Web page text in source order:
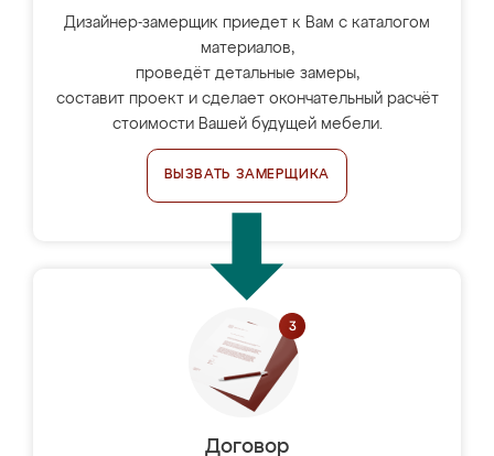
Дизайнер-замерщик приедет к Вам с каталогом
материалов,
проведёт детальные замеры,
составит проект и сделает окончательный расчёт
стоимости Вашей будущей мебели.
ВЫЗВАТЬ ЗАМЕРЩИКА
Договор